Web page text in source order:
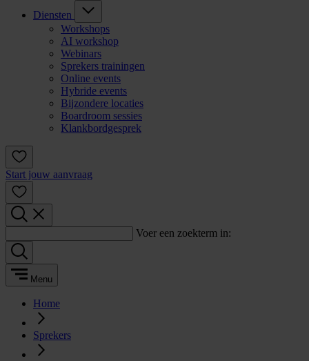
Diensten
Workshops
AI workshop
Webinars
Sprekers trainingen
Online events
Hybride events
Bijzondere locaties
Boardroom sessies
Klankbordgesprek
Start jouw aanvraag
Voer een zoekterm in:
Menu
Home
Sprekers